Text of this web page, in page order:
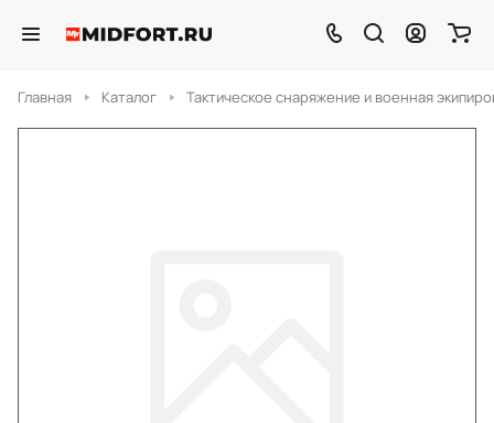
Главная Каталог Тактическое снаряжение и военная